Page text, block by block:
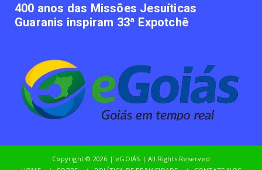
400 anos das Missões Jesuíticas
Guaranis inspiram 33ª Expotchê
Copyright © 2026 | eGOIÁS | All Rights Reserved